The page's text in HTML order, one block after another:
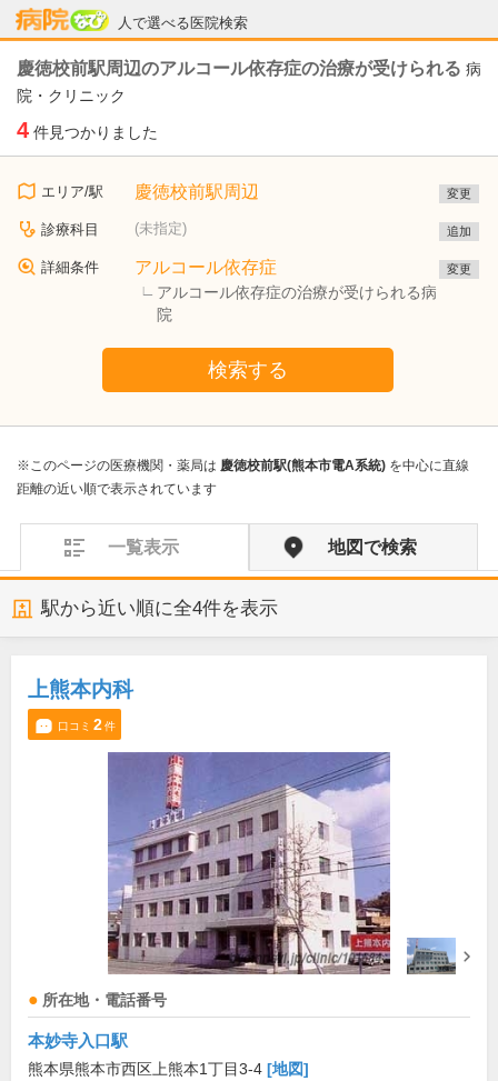
人で選べる医院検索
病院なび
慶徳校前駅周辺のアルコール依存症の治療が受けられる 病
院・クリニック
4 件見つかりました
エリア/駅 慶徳校前駅周辺 変更
診療科目 (未指定) 追加
詳細条件 アルコール依存症
アルコール依存症の治療が受けられる病
院
変更
検索する
※このページの医療機関・薬局は 慶徳校前駅(熊本市電A系統) を中心に直線
距離の近い順で表示されています
一覧表示 地図で検索
駅から近い順に全4件を表示
上熊本内科
口コミ 2件
所在地・電話番号
本妙寺入口駅
熊本県熊本市西区上熊本1丁目3-4 [地図]